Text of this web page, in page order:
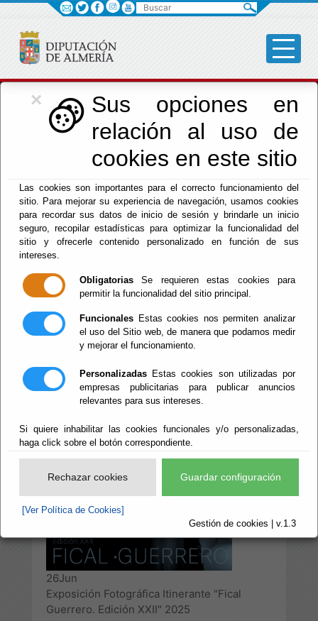
×
Sus opciones en
relación al uso de
cookies en este sitio
Las cookies son importantes para el correcto funcionamiento del
sitio. Para mejorar su experiencia de navegación, usamos cookies
para recordar sus datos de inicio de sesión y brindarle un inicio
seguro, recopilar estadísticas para optimizar la funcionalidad del
sitio y ofrecerle contenido personalizado en función de sus
intereses.
Obligatorias Se requieren estas cookies para
permitir la funcionalidad del sitio principal.
Funcionales Estas cookies nos permiten analizar
el uso del Sitio web, de manera que podamos medir
y mejorar el funcionamiento.
Personalizadas Estas cookies son utilizadas por
empresas publicitarias para publicar anuncios
relevantes para sus intereses.
Si quiere inhabilitar las cookies funcionales y/o personalizadas,
haga click sobre el botón correspondiente.
Rechazar cookies Guardar configuración
[Ver Política de Cookies]
Gestión de cookies | v.1.3
Cultura, Cine e
Identidad Almeriense
Menú Cultura
Inicio -Cultura y Cine - Exposición Fotográfica
Itinerante "Fical Guerrero. Edición XXII" 2025
Exposición
Fotográfica
Itinerante "Fical
Guerrero. Edición
XXII" 2025
Escuchar
26Jun
Exposición Fotográfica Itinerante "Fical
Guerrero. Edición XXII" 2025
Buscar